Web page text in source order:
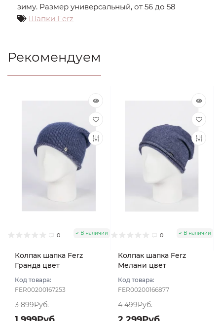
зиму. Размер универсальный, от 56 до 58
Шапки Ferz
Рекомендуем
0 В наличии
Колпак шапка Ferz
Гранда цвет
Код товара:
FER00200167253
3 899Руб.
0 В наличии
Колпак шапка Ferz
Мелани цвет
Код товара:
FER00200166877
4 499Руб.